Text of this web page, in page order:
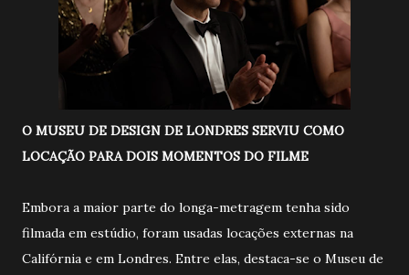
O MUSEU DE DESIGN DE LONDRES SERVIU COMO
LOCAÇÃO PARA DOIS MOMENTOS DO FILME
Embora a maior parte do longa-metragem tenha sido
filmada em estúdio, foram usadas locações externas na
Califórnia e em Londres. Entre elas, destaca-se o Museu de